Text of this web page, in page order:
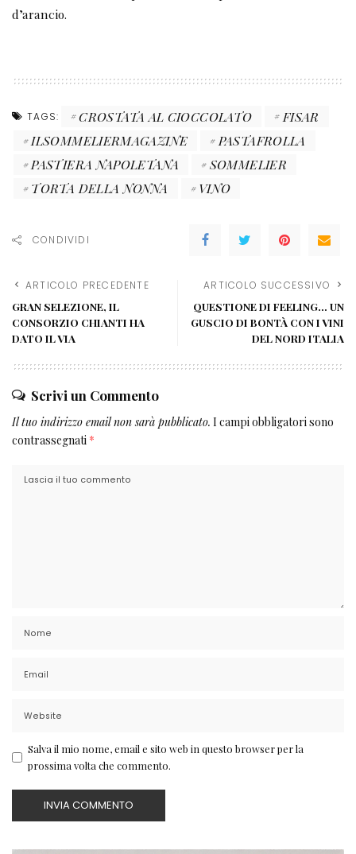
d’arancio.
TAGS: CROSTATA AL CIOCCOLATO
FISAR
ILSOMMELIERMAGAZINE
PASTAFROLLA
PASTIERA NAPOLETANA
SOMMELIER
TORTA DELLA NONNA
VINO
CONDIVIDI
ARTICOLO PRECEDENTE
GRAN SELEZIONE, IL
CONSORZIO CHIANTI HA
DATO IL VIA
ARTICOLO SUCCESSIVO
QUESTIONE DI FEELING… UN
GUSCIO DI BONTÀ CON I VINI
DEL NORD ITALIA
Scrivi un Commento
Il tuo indirizzo email non sarà pubblicato. I campi obbligatori sono
contrassegnati *
Salva il mio nome, email e sito web in questo browser per la
prossima volta che commento.